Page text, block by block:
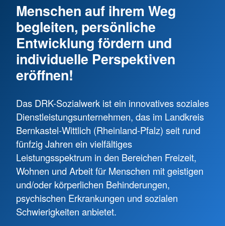
Menschen auf ihrem Weg
begleiten, persönliche
Entwicklung fördern und
individuelle Perspektiven
eröffnen!
Das DRK-Sozialwerk ist ein innovatives soziales
Dienstleistungsunternehmen, das im Landkreis
Bernkastel-Wittlich (Rheinland-Pfalz) seit rund
fünfzig Jahren ein vielfältiges
Leistungsspektrum in den Bereichen Freizeit,
Wohnen und Arbeit für Menschen mit geistigen
und/oder körperlichen Behinderungen,
psychischen Erkrankungen und sozialen
Schwierigkeiten anbietet.